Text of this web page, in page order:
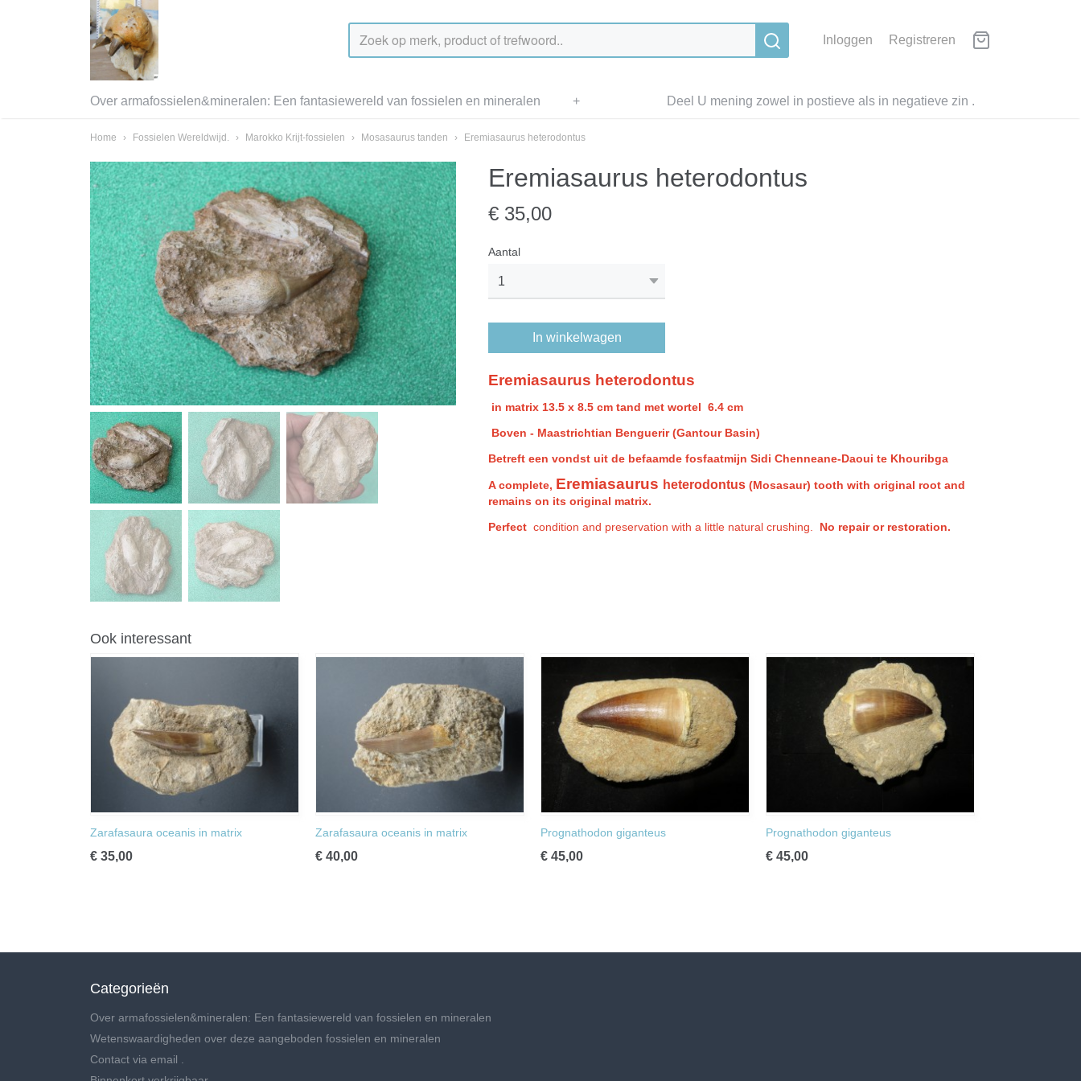
Inloggen Registreren
Deel U mening zowel in postieve als in negatieve zin .
Over armafossielen&mineralen: Een fantasiewereld van fossielen en mineralen +
Home › Fossielen Wereldwijd. › Marokko Krijt-fossielen › Mosasaurus tanden › Eremiasaurus heterodontus
Eremiasaurus heterodontus
€ 35,00
Aantal
In winkelwagen
Eremiasaurus heterodontus
in matrix 13.5 x 8.5 cm tand met wortel 6.4 cm
Boven - Maastrichtian Benguerir (Gantour Basin)
Betreft een vondst uit de befaamde fosfaatmijn Sidi Chenneane-Daoui te Khouribga
A complete, Eremiasaurus heterodontus (Mosasaur) tooth with original root and
remains on its original matrix.
Perfect condition and preservation with a little natural crushing. No repair or restoration.
Ook interessant
Zarafasaura oceanis in matrix
€ 35,00
Zarafasaura oceanis in matrix
€ 40,00
Prognathodon giganteus
€ 45,00
Prognathodon giganteus
€ 45,00
Categorieën
Over armafossielen&mineralen: Een fantasiewereld van fossielen en mineralen
Wetenswaardigheden over deze aangeboden fossielen en mineralen
Contact via email .